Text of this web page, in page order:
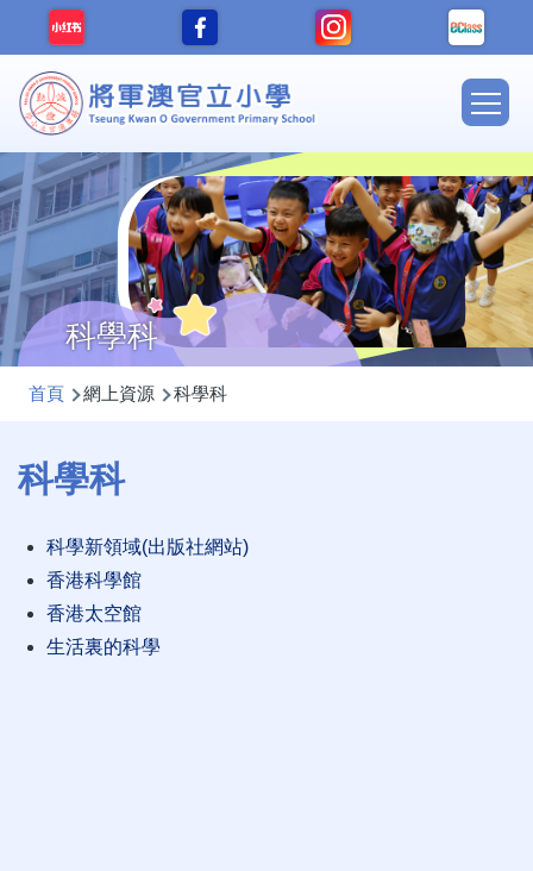
移至主內容
Main
科學科
導
連
結
首頁 網上資源 科學科
科學科
科學新領域(出版社網站)
香港科學館
香港太空館
生活裏的科學